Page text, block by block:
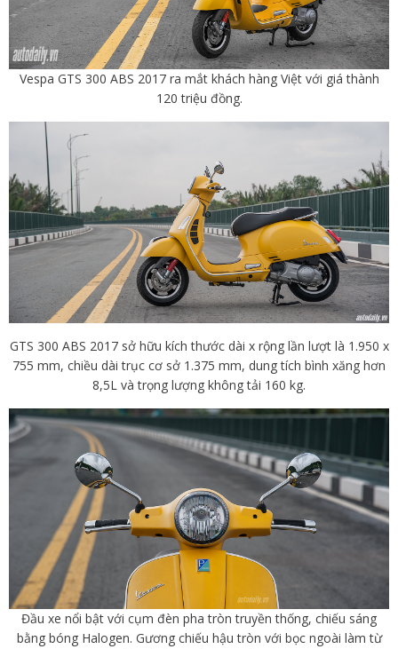
Vespa GTS 300 ABS 2017 ra mắt khách hàng Việt với giá thành
120 triệu đồng.
GTS 300 ABS 2017 sở hữu kích thước dài x rộng lần lượt là 1.950 x
755 mm, chiều dài trục cơ sở 1.375 mm, dung tích bình xăng hơn
8,5L và trọng lượng không tải 160 kg.
Đầu xe nổi bật với cụm đèn pha tròn truyền thống, chiếu sáng
bằng bóng Halogen. Gương chiếu hậu tròn với bọc ngoài làm từ